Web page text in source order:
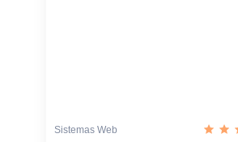
Sistemas Web